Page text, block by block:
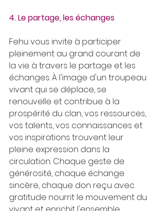
4. Le partage, les échanges
Fehu vous invite à participer
pleinement au grand courant de
la vie à travers le partage et les
échanges. À l'image d'un troupeau
vivant qui se déplace, se
renouvelle et contribue à la
prospérité du clan, vos ressources,
vos talents, vos connaissances et
vos inspirations trouvent leur
pleine expression dans la
circulation. Chaque geste de
générosité, chaque échange
sincère, chaque don reçu avec
gratitude nourrit le mouvement du